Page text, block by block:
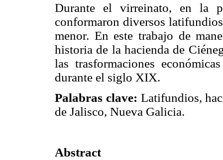
Durante el virreinato, en la
conformaron diversos
menor. En este trabajo de
historia de la hacienda de
las trasformaciones
durante el siglo XIX.
Palabras clave: Latifundios,
de Jalisco, Nueva Galicia.
Abstract